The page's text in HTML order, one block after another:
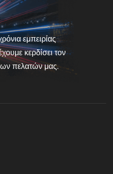
εμπειρίας
κερδίσει τον
πελατών μας.